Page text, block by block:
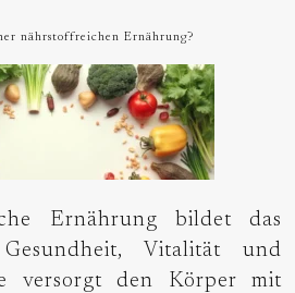
nährstoffreichen Ernährung?
Ernährung bildet das
Vitalität und
versorgt den Körper mit